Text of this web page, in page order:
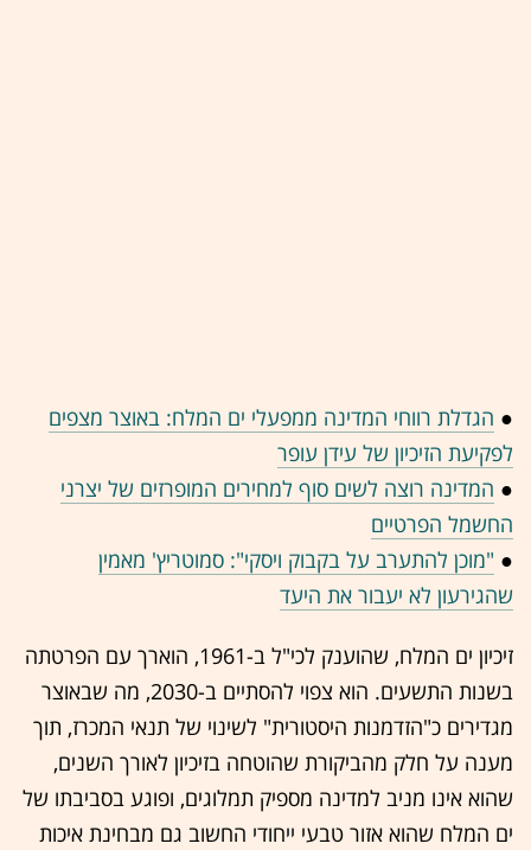
● הגדלת רווחי המדינה ממפעלי ים המלח: באוצר מצפים
לפקיעת הזיכיון של עידן עופר
● המדינה רוצה לשים סוף למחירים המופרזים של יצרני
החשמל הפרטיים
● "מוכן להתערב על בקבוק ויסקי": סמוטריץ' מאמין
שהגירעון לא יעבור את היעד
זיכיון ים המלח, שהוענק לכי"ל ב-1961, הוארך עם הפרטתה
בשנות התשעים. הוא צפוי להסתיים ב-2030, מה שבאוצר
מגדירים כ"הזדמנות היסטורית" לשינוי של תנאי המכרז, תוך
מענה על חלק מהביקורת שהוטחה בזיכיון לאורך השנים,
שהוא אינו מניב למדינה מספיק תמלוגים, ופוגע בסביבתו של
ים המלח שהוא אזור טבעי ייחודי החשוב גם מבחינת איכות